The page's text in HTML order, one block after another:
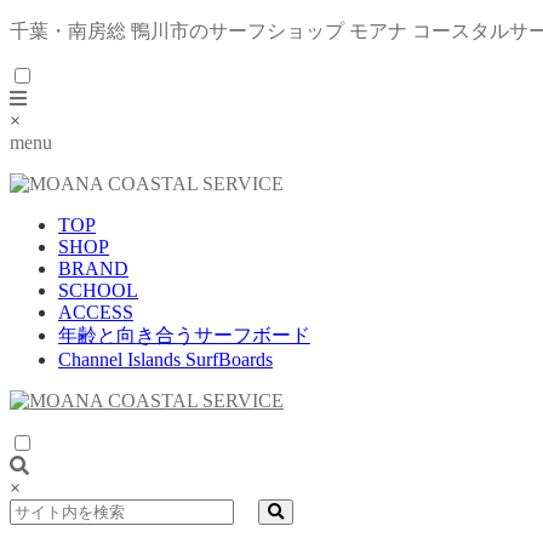
千葉・南房総 鴨川市のサーフショップ モアナ コースタルサ
×
menu
TOP
SHOP
BRAND
SCHOOL
ACCESS
年齢と向き合うサーフボード
Channel Islands SurfBoards
×